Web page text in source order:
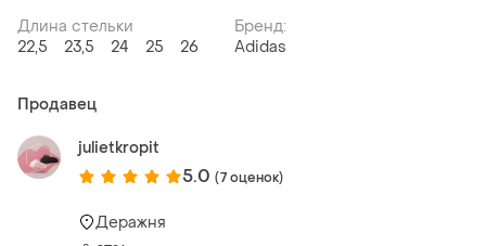
Длина стельки
22,5
23,5 24 25 26
Бренд:
Adidas
Продавец
julietkropit
5.0 (7 оценок)
Деражня